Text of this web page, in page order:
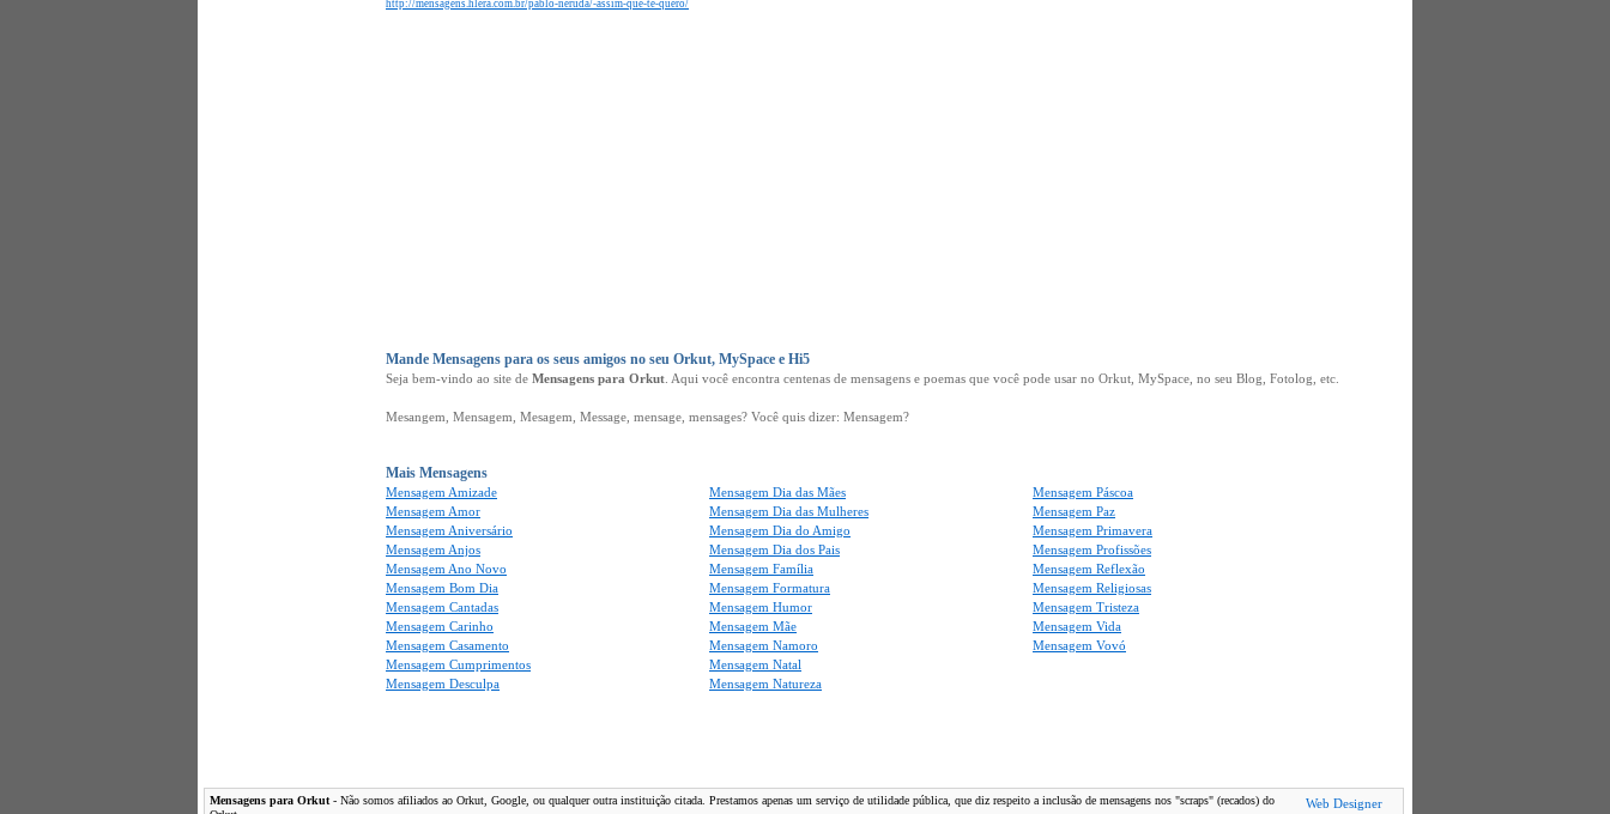
http://mensagens.hlera.com.br/pablo-neruda/-assim-que-te-quero/
Mande Mensagens para os seus amigos no seu Orkut, MySpace e Hi5
Seja bem-vindo ao site de Mensagens para Orkut . Aqui você encontra centenas de mensagens e poemas que você pode usar no Orkut, MySpace, no seu Blog, Fotolog, etc.
Mesangem, Mensagem, Mesagem, Message, mensage, mensages? Você quis dizer: Mensagem?
Mais Mensagens
Mensagem Amizade
Mensagem Amor
Mensagem Aniversário
Mensagem Anjos
Mensagem Ano Novo
Mensagem Bom Dia
Mensagem Cantadas
Mensagem Carinho
Mensagem Casamento
Mensagem Cumprimentos
Mensagem Desculpa
Mensagem Dia das Mães
Mensagem Dia das Mulheres
Mensagem Dia do Amigo
Mensagem Dia dos Pais
Mensagem Família
Mensagem Formatura
Mensagem Humor
Mensagem Mãe
Mensagem Namoro
Mensagem Natal
Mensagem Natureza
Mensagem Páscoa
Mensagem Paz
Mensagem Primavera
Mensagem Profissões
Mensagem Reflexão
Mensagem Religiosas
Mensagem Tristeza
Mensagem Vida
Mensagem Vovó
Mensagens para Orkut - Não somos afiliados ao Orkut, Google, ou qualquer outra instituição citada. Prestamos apenas um serviço de utilidade pública, que diz respeito a inclusão de mensagens nos "scraps" (recados) do